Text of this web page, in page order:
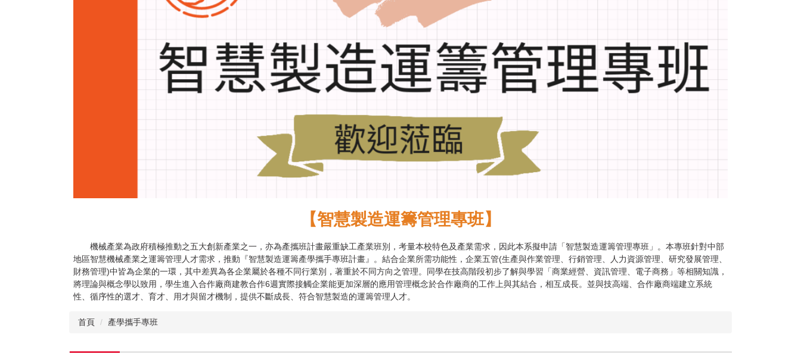
【智慧製造運籌管理專班】
機械產業為政府積極推動之五大創新產業之一，亦為產攜班計畫嚴重缺工產業班別，考量本校特色及產業需求，因此本系擬申請「智慧製造運籌管理專班」。本專班針對中部
地區智慧機械產業之運籌管理人才需求，推動『智慧製造運籌產學攜手專班計畫』。結合企業所需功能性，企業五管(生產與作業管理、行銷管理、人力資源管理、研究發展管理、
財務管理)中皆為企業的一環，其中差異為各企業屬於各種不同行業別，著重於不同方向之管理。同學在技高階段初步了解與學習「商業經營、資訊管理、電子商務」等相關知識，
將理論與概念學以致用，學生進入合作廠商建教合作6週實際接觸企業能更加深層的應用管理概念於合作廠商的工作上與其結合，相互成長。並與技高端、合作廠商端建立系統
性、循序性的選才、育才、用才與留才機制，提供不斷成長、符合智慧製造的運籌管理人才。
首頁 產學攜手專班